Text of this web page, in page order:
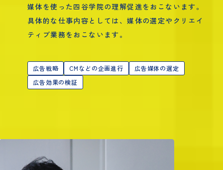
媒体を使った四谷学院の理解促進をおこないます。
具体的な仕事内容としては、媒体の選定やクリエイ
ティブ業務をおこないます。
広告戦略 CMなどの企画進行
広告媒体の選定
広告効果の検証